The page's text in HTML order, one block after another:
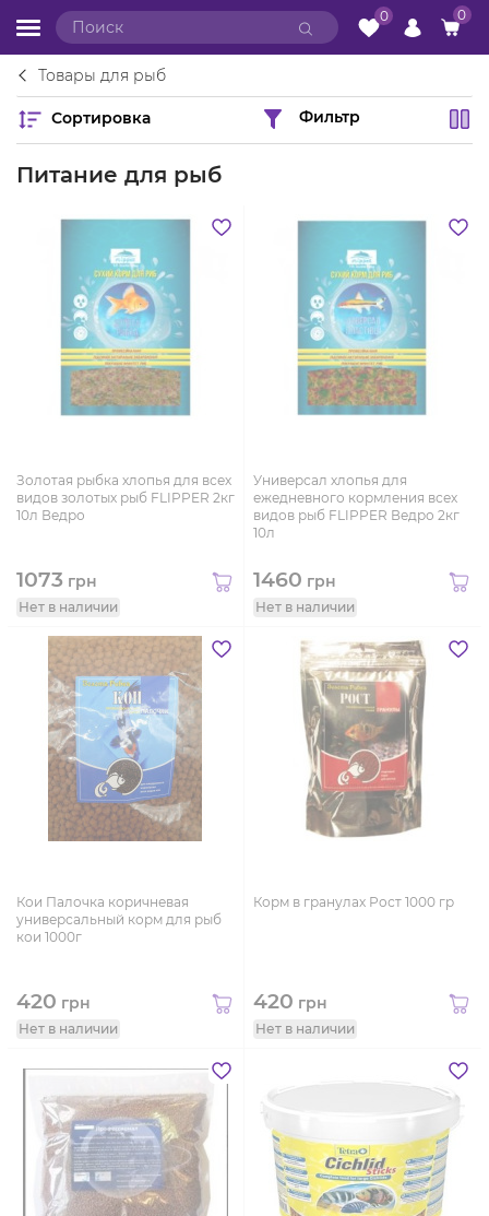
0 0
Товары для рыб
Сортировка Фильтр
Питание для рыб
Золотая рыбка хлопья для всех
видов золотых рыб FLIPPER 2кг
10л Ведро
1073 грн
Нет в наличии
Универсал хлопья для
ежедневного кормления всех
видов рыб FLIPPER Ведро 2кг
10л
1460 грн
Нет в наличии
Кои Палочка коричневая
универсальный корм для рыб
кои 1000г
420 грн
Нет в наличии
Корм в гранулах Рост 1000 гр
420 грн
Нет в наличии